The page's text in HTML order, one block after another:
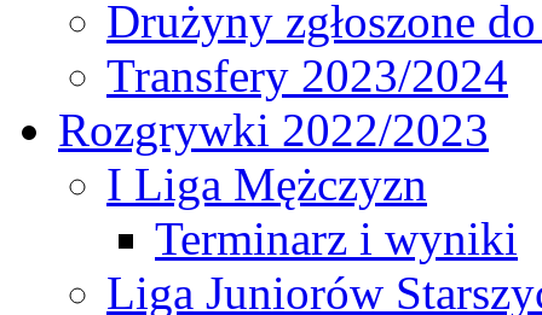
Drużyny zgłoszone
Transfery 2023/2024
Rozgrywki 2022/2023
I Liga Mężczyzn
Terminarz i wyniki
Liga Juniorów